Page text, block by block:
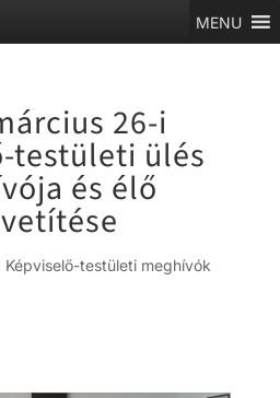
MENU
26-i
testületi ülés
és élő
Képviselő-testületi meghívók